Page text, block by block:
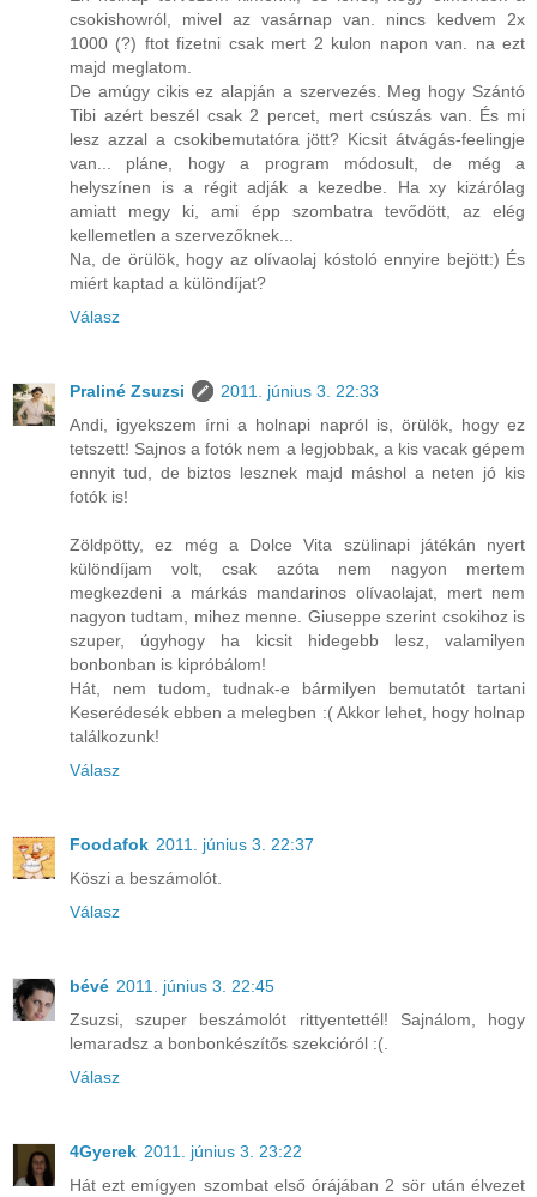
csokishowról, mivel az vasárnap van. nincs kedvem 2x
1000 (?) ftot fizetni csak mert 2 kulon napon van. na ezt
majd meglatom.
De amúgy cikis ez alapján a szervezés. Meg hogy Szántó
Tibi azért beszél csak 2 percet, mert csúszás van. És mi
lesz azzal a csokibemutatóra jött? Kicsit átvágás-feelingje
van... pláne, hogy a program módosult, de még a
helyszínen is a régit adják a kezedbe. Ha xy kizárólag
amiatt megy ki, ami épp szombatra tevődött, az elég
kellemetlen a szervezőknek...
Na, de örülök, hogy az olívaolaj kóstoló ennyire bejött:) És
miért kaptad a különdíjat?
Válasz
Praliné Zsuzsi
2011. június 3. 22:33
Andi, igyekszem írni a holnapi napról is, örülök, hogy ez
tetszett! Sajnos a fotók nem a legjobbak, a kis vacak gépem
ennyit tud, de biztos lesznek majd máshol a neten jó kis
fotók is!
Zöldpötty, ez még a Dolce Vita szülinapi játékán nyert
különdíjam volt, csak azóta nem nagyon mertem
megkezdeni a márkás mandarinos olívaolajat, mert nem
nagyon tudtam, mihez menne. Giuseppe szerint csokihoz is
szuper, úgyhogy ha kicsit hidegebb lesz, valamilyen
bonbonban is kipróbálom!
Hát, nem tudom, tudnak-e bármilyen bemutatót tartani
Keserédesék ebben a melegben :( Akkor lehet, hogy holnap
találkozunk!
Válasz
Foodafok 2011. június 3. 22:37
Köszi a beszámolót.
Válasz
bévé 2011. június 3. 22:45
Zsuzsi, szuper beszámolót rittyentettél! Sajnálom, hogy
lemaradsz a bonbonkészítős szekcióról :(.
Válasz
4Gyerek 2011. június 3. 23:22
Hát ezt emígyen szombat első órájában 2 sör után élvezet